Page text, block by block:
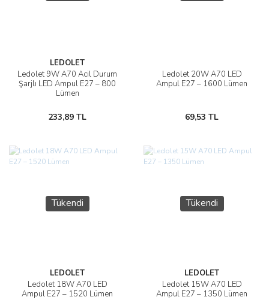
LEDOLET
Ledolet 9W A70 Acil Durum
Şarjlı LED Ampul E27 – 800
Lümen
233,89 TL
Ledolet 20W A70 LED
Ampul E27 – 1600 Lümen
69,53 TL
Tükendi
LEDOLET
Ledolet 18W A70 LED
Ampul E27 – 1520 Lümen
Tükendi
LEDOLET
Ledolet 15W A70 LED
Ampul E27 – 1350 Lümen